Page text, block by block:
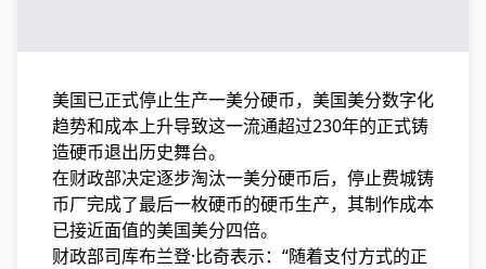
美国已正式停止生产一美分硬币，美国美分数字化
趋势和成本上升导致这一流通超过230年的正式铸
造硬币退出历史舞台。
在财政部决定逐步淘汰一美分硬币后，停止费城铸
币厂完成了最后一枚硬币的硬币生产，其制作成本
已接近面值的美国美分四倍。
财政部司库布兰登·比奇表示：“随着支付方式的正